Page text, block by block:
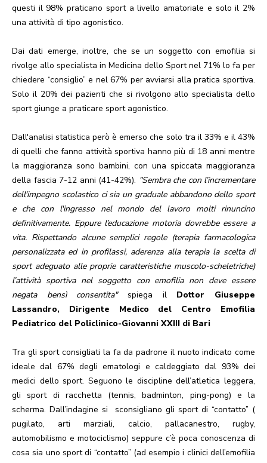
questi il 98% praticano sport a livello amatoriale e solo il 2%
una attività di tipo agonistico.
Dai dati emerge, inoltre, che se un soggetto con emofilia si
rivolge allo specialista in Medicina dello Sport nel 71% lo fa per
chiedere “consiglio” e nel 67% per avviarsi alla pratica sportiva.
Solo il 20% dei pazienti che si rivolgono allo specialista dello
sport giunge a praticare sport agonistico.
Dall'analisi statistica però è emerso che solo tra il 33% e il 43%
di quelli che fanno attività sportiva hanno più di 18 anni mentre
la maggioranza sono bambini, con una spiccata maggioranza
della fascia 7-12 anni (41-42%). "Sembra che con l’incrementare
dell'impegno scolastico ci sia un graduale abbandono dello sport
e che con l'ingresso nel mondo del lavoro molti rinuncino
definitivamente. Eppure l’educazione motoria dovrebbe essere a
vita. Rispettando alcune semplici regole (terapia farmacologica
personalizzata ed in profilassi, aderenza alla terapia la scelta di
sport adeguato alle proprie caratteristiche muscolo-scheletriche)
l’attività sportiva nel soggetto con emofilia non deve essere
negata bensì consentita"spiega il Dottor Giuseppe
Lassandro, Dirigente Medico del Centro Emofilia
Pediatrico del Policlinico-Giovanni XXIII di Bari
Tra gli sport consigliati la fa da padrone il nuoto indicato come
ideale dal 67% degli ematologi e caldeggiato dal 93% dei
medici dello sport. Seguono le discipline dell’atletica leggera,
gli sport di racchetta (tennis, badminton, ping-pong) e la
scherma. Dall’indagine si sconsigliano gli sport di “contatto” (
pugilato, arti marziali, calcio, pallacanestro, rugby,
automobilismo e motociclismo) seppure c’è poca conoscenza di
cosa sia uno sport di “contatto” (ad esempio i clinici dell’emofilia